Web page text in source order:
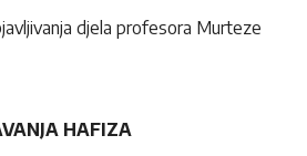
djela profesora Murteze
HAFIZA